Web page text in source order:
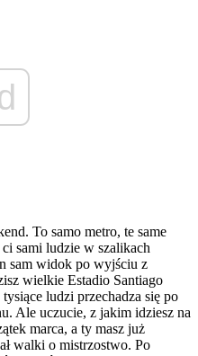
To samo metro, te same
sami ludzie w szalikach
sam widok po wyjściu z
wielkie Estadio Santiago
ludzi przechadza się po
Ale uczucie, z jakim idziesz na
marca, a ty masz już
walki o mistrzostwo. Po